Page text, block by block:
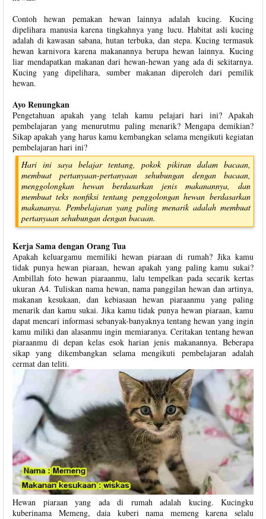
Contoh hewan pemakan hewan lainnya adalah kucing. Kucing
dipelihara manusia karena tingkahnya yang lucu. Habitat asli kucing
adalah di kawasan sabana, hutan terbuka, dan stepa. Kucing termasuk
hewan karnivora karena makanannya berupa hewan lainnya. Kucing
liar mendapatkan makanan dari hewan-hewan yang ada di sekitarnya.
Kucing yang dipelihara, sumber makanan diperoleh dari pemilik
hewan.
Ayo Renungkan
Pengetahuan apakah yang telah kamu pelajari hari ini? Apakah
pembelajaran yang menurutmu paling menarik? Mengapa demikian?
Sikap apakah yang harus kamu kembangkan selama mengikuti kegiatan
pembelajaran hari ini?
Hari ini saya belajar tentang, pokok pikiran dalam bacaan,
membuat pertanyaan-pertanyaan sehubungan dengan bacaan,
menggolongkan hewan berdasarkan jenis makanannya, dan
membuat teks nonfiksi tentang penggolongan hewan berdasarkan
makananya. Pembelajaran yang paling menarik adalah membuat
pertanyaan sehubungan dengan bacaan.
Kerja Sama dengan Orang Tua
Apakah keluargamu memiliki hewan piaraan di rumah? Jika kamu
tidak punya hewan piaraan, hewan apakah yang paling kamu sukai?
Ambillah foto hewan piaraanmu, lalu tempelkan pada secarik kertas
ukuran A4. Tuliskan nama hewan, nama panggilan hewan dan artinya,
makanan kesukaan, dan kebiasaan hewan piaraanmu yang paling
menarik dan kamu sukai. Jika kamu tidak punya hewan piaraan, kamu
dapat mencari informasi sebanyak-banyaknya tentang hewan yang ingin
kamu miliki dan alasanmu ingin memiaranya. Ceritakan tentang hewan
piaraanmu di depan kelas esok harian jenis makanannya. Beberapa
sikap yang dikembangkan selama mengikuti pembelajaran adalah
cermat dan teliti.
Hewan piaraan yang ada di rumah adalah kucing. Kucingku
kuberinama Memeng, daia kuberi nama memeng karena selalu